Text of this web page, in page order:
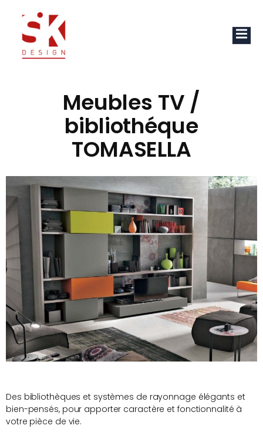
Meubles TV /
bibliothéque
TOMASELLA
Des bibliothèques et systèmes de rayonnage élégants et
bien-pensés, pour apporter caractère et fonctionnalité à
votre pièce de vie.